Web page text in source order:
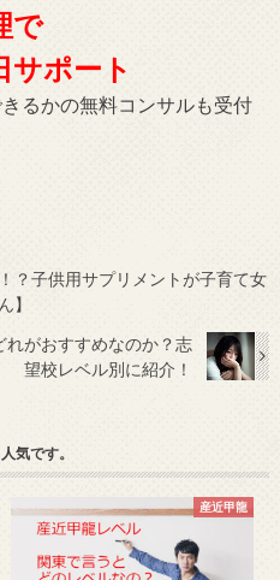
で
サポート
るかの無料コンサルも受付
？子供用サプリメントが子育て女
】
がおすすめなのか？志
望校レベル別に紹介！
気です。
産近甲龍